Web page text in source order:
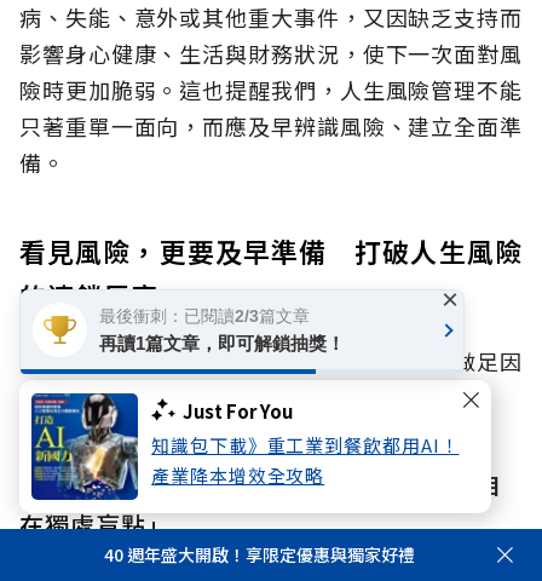
Just For You
知識包下載》重工業到餐飲都用AI！
產業降本增效全攻略
病、失能、意外或其他重大事件，又因缺乏支持而
影響身心健康、生活與財務狀況，使下一次面對風
險時更加脆弱。這也提醒我們，人生風險管理不能
只著重單一面向，而應及早辨識風險、建立全面準
備。
看見風險，更要及早準備 打破人生風險
的連鎖反應
面對身心財與孤獨、孤立風險，我們該如何做足因
應？國泰人壽提出了兩大具體行動：
行動一：重新檢視社會連結網絡，正視「自
在獨處盲點」
40 週年盛大開啟！享限定優惠與獨家好禮
最後衝刺：已閱讀2/3篇文章
再讀1篇文章，即可解鎖抽獎！
×